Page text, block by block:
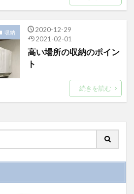
収納
2020-12-29
2021-02-01
高い場所の収納のポイン
ト
続きを読む